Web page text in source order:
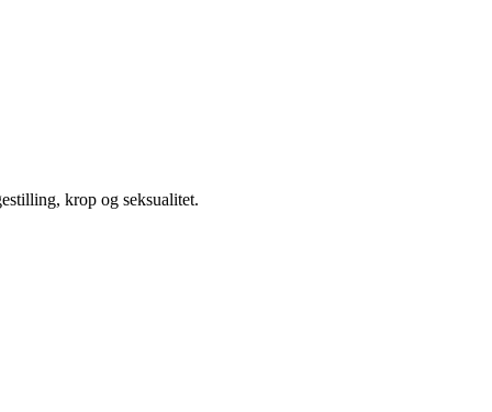
krop og seksualitet.